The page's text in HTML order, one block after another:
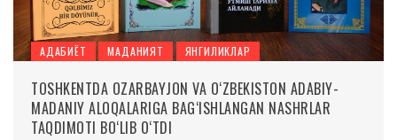
АДАБИЁТ МАДАНИЯТ ЯНГИЛИКЛАР
TOSHKENTDA OZARBAYJON VA O‘ZBEKISTON ADABIY-
MADANIY ALOQALARIGA BAG‘ISHLANGAN NASHRLAR
TAQDIMOTI BO‘LIB O‘TDI